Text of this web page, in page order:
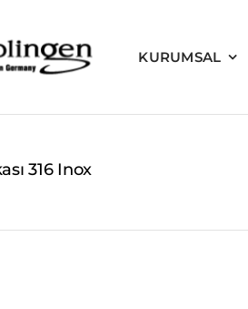
KURUMSAL
316 Inox